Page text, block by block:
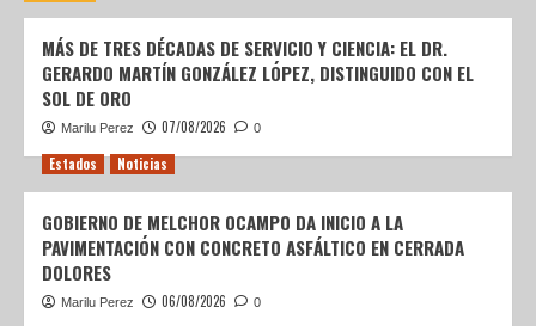
MÁS DE TRES DÉCADAS DE SERVICIO Y CIENCIA: EL DR.
GERARDO MARTÍN GONZÁLEZ LÓPEZ, DISTINGUIDO CON EL
SOL DE ORO
Marilu Perez 07/08/2026 0
Estados Noticias
GOBIERNO DE MELCHOR OCAMPO DA INICIO A LA
PAVIMENTACIÓN CON CONCRETO ASFÁLTICO EN CERRADA
DOLORES
Marilu Perez 06/08/2026 0